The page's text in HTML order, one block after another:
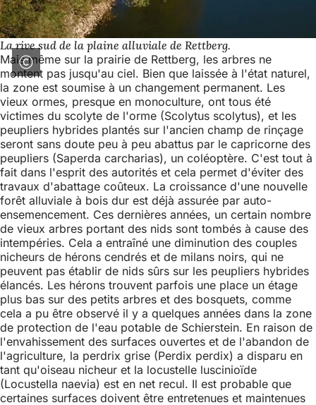
La rive sud de la plaine alluviale de Rettberg.
Mais même sur la prairie de Rettberg, les arbres ne
montent pas jusqu'au ciel. Bien que laissée à l'état naturel,
la zone est soumise à un changement permanent. Les
vieux ormes, presque en monoculture, ont tous été
victimes du scolyte de l'orme (Scolytus scolytus), et les
peupliers hybrides plantés sur l'ancien champ de rinçage
seront sans doute peu à peu abattus par le capricorne des
peupliers (Saperda carcharias), un coléoptère. C'est tout à
fait dans l'esprit des autorités et cela permet d'éviter des
travaux d'abattage coûteux. La croissance d'une nouvelle
forêt alluviale à bois dur est déjà assurée par auto-
ensemencement. Ces dernières années, un certain nombre
de vieux arbres portant des nids sont tombés à cause des
intempéries. Cela a entraîné une diminution des couples
nicheurs de hérons cendrés et de milans noirs, qui ne
peuvent pas établir de nids sûrs sur les peupliers hybrides
élancés. Les hérons trouvent parfois une place un étage
plus bas sur des petits arbres et des bosquets, comme
cela a pu être observé il y a quelques années dans la zone
de protection de l'eau potable de Schierstein. En raison de
l'envahissement des surfaces ouvertes et de l'abandon de
l'agriculture, la perdrix grise (Perdix perdix) a disparu en
tant qu'oiseau nicheur et la locustelle luscinioïde
(Locustella naevia) est en net recul. Il est probable que
certaines surfaces doivent être entretenues et maintenues